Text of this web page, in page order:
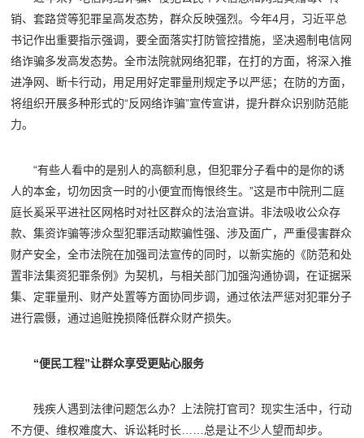
销、套路贷等犯罪呈高发态势，群众反映强烈。今年4月，习近平总
书记作出重要指示强调，要全面落实打防管控措施，坚决遏制电信网
络诈骗多发高发态势。全市法院就网络犯罪，在打的方面，将深入推
进净网、断卡行动，用足用好定罪量刑规定予以严惩；在防的方面，
将组织开展多种形式的“反网络诈骗”宣传宣讲，提升群众识别防范能
力。
“有些人看中的是别人的高额利息，但犯罪分子看中的是你的诱
人的本金，切勿因贪一时的小便宜而悔恨终生。”这是市中院刑二庭
庭长奚采平进社区网格时对社区群众的法治宣讲。非法吸收公众存
款、集资诈骗等涉众型犯罪活动欺骗性强、涉及面广，严重侵害群众
财产安全，全市法院在加强司法宣传的同时，以新实施的《防范和处
置非法集资犯罪条例》为契机，与相关部门加强沟通协调，在证据采
集、定罪量刑、财产处置等方面协同步调，通过依法严惩对犯罪分子
进行震慑，通过追赃挽损降低群众财产损失。
“便民工程”让群众享受更贴心服务
残疾人遇到法律问题怎么办？上法院打官司？现实生活中，行动
不方便、维权难度大、诉讼耗时长……总是让不少人望而却步。